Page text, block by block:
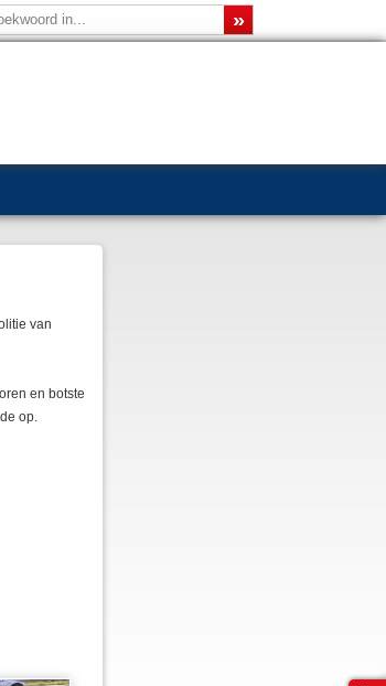
van
en botste
op.